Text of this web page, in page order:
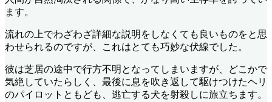
ます。
流れの上でわざわざ詳細な説明をしなくても良いものをと思
わせられるのですが、これはとても巧妙な伏線でした。
彼は芝居の途中で行方不明となってしまいますが、どこかで
気絶していたらしく、最後に息を吹き返して駆けつけたヘリ
のパイロットともども、逃亡する犬を射殺しに旅立ちます。